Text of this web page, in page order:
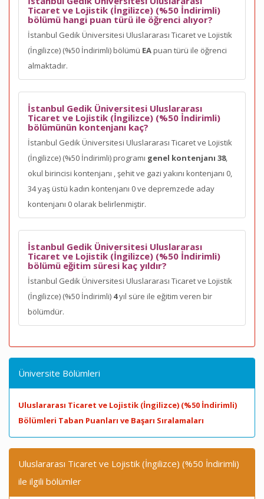
Ticaret ve Lojistik (İngilizce) (%50 İndirimli)
bölümü hangi puan türü ile öğrenci alıyor?
İstanbul Gedik Üniversitesi Uluslararası Ticaret ve Lojistik
(İngilizce) (%50 İndirimli) bölümü EApuan türü ile öğrenci
almaktadır.
İstanbul Gedik Üniversitesi Uluslararası
Ticaret ve Lojistik (İngilizce) (%50 İndirimli)
bölümünün kontenjanı kaç?
İstanbul Gedik Üniversitesi Uluslararası Ticaret ve Lojistik
(İngilizce) (%50 İndirimli) programı genel kontenjanı 38,
okul birincisi kontenjanı , şehit ve gazi yakını kontenjanı 0,
34 yaş üstü kadın kontenjanı 0 ve depremzede aday
kontenjanı 0 olarak belirlenmiştir.
İstanbul Gedik Üniversitesi Uluslararası
Ticaret ve Lojistik (İngilizce) (%50 İndirimli)
bölümü eğitim süresi kaç yıldır?
İstanbul Gedik Üniversitesi Uluslararası Ticaret ve Lojistik
(İngilizce) (%50 İndirimli) 4yıl süre ile eğitim veren bir
bölümdür.
Üniversite Bölümleri
Uluslararası Ticaret ve Lojistik (İngilizce) (%50 İndirimli)
Bölümleri Taban Puanları ve Başarı Sıralamaları
Uluslararası Ticaret ve Lojistik (İngilizce) (%50 İndirimli)
ile ilgili bölümler